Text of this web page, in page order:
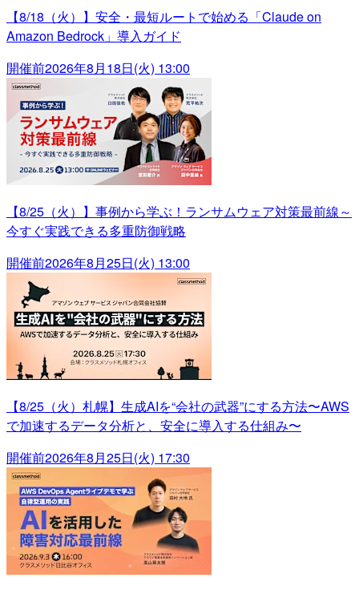
【8/18（火）】安全・最短ルートで始める「Claude on
Amazon Bedrock」導入ガイド
開催前2026年8月18日(火) 13:00
【8/25（火）】事例から学ぶ！ランサムウェア対策最前線～
今すぐ実践できる多重防御戦略
開催前2026年8月25日(火) 13:00
【8/25（火）札幌】生成AIを“会社の武器”にする方法〜AWS
で加速するデータ分析と、安全に導入する仕組み〜
開催前2026年8月25日(火) 17:30